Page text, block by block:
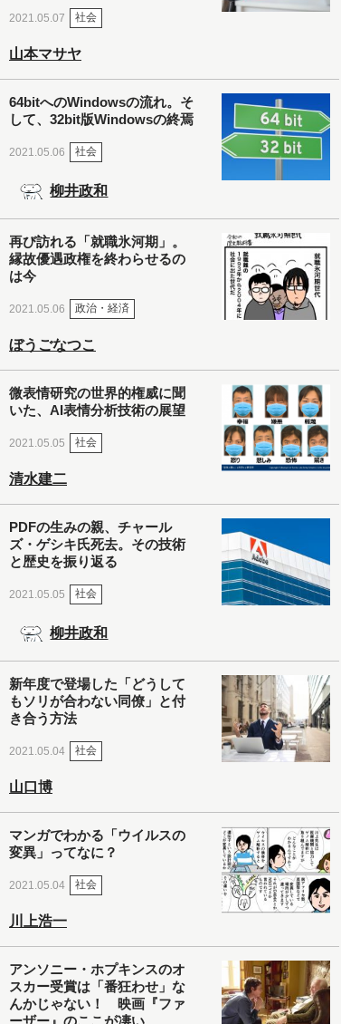
2021.05.07 社会
山本マサヤ
64bitへのWindowsの流れ。そ
して、32bit版Windowsの終焉
2021.05.06 社会
柳井政和
再び訪れる「就職氷河期」。
縁故優遇政権を終わらせるの
は今
2021.05.06 政治・経済
ぼうごなつこ
微表情研究の世界的権威に聞
いた、AI表情分析技術の展望
2021.05.05 社会
清水建二
PDFの生みの親、チャール
ズ・ゲシキ氏死去。その技術
と歴史を振り返る
2021.05.05 社会
柳井政和
新年度で登場した「どうして
もソリが合わない同僚」と付
き合う方法
2021.05.04 社会
山口博
マンガでわかる「ウイルスの
変異」ってなに？
2021.05.04 社会
川上浩一
アンソニー・ホプキンスのオ
スカー受賞は「番狂わせ」な
んかじゃない！ 映画『ファ
ーザー』のここが凄い